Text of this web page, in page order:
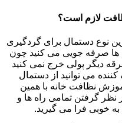
لازم است؟
نوع دستمال برای گردگیری
ها صرفه جویی می کنید چون
دیگر پولی خرج نمی کنید
می توانید از دستمال
نظافت خانه با همین
گرفتن تمامی راه ها و
خوبی فرا می گیرید.